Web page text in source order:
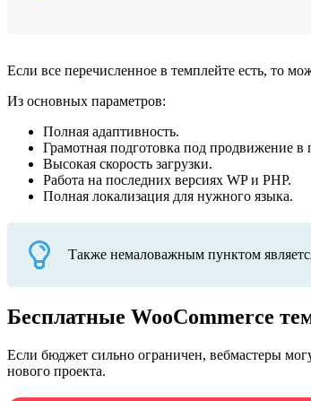
Если все перечисленное в темплейте есть, то
Из основных параметров:
Полная адаптивность.
Грамотная подготовка под продвижение в
Высокая скорость загрузки.
Работа на последних версиях WP и PHP.
Полная локализация для нужного языка.
Также немаловажным пунктом
Бесплатные WooCommerce
Если бюджет сильно ограничен, вебмастеры
нового проекта.